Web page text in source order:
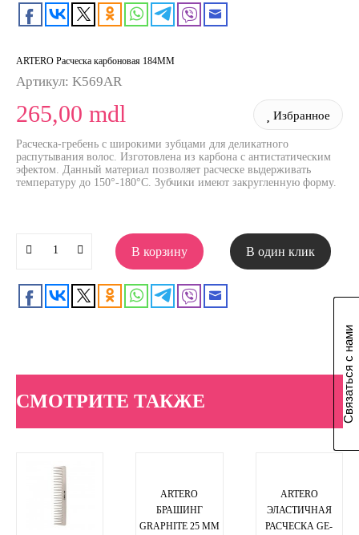
Связаться с нами
ARTERO Расческа карбоновая 184MM
Артикул: K569AR
265,00 mdl Избранное
Расческа-гребень с широкими зубцами для деликатного
распутывания волос. Изготовлена из карбона с антистатическим
эфектом. Данный материал позволяет расческе выдерживать
температуру до 150°-180°С. Зубчики имеют закругленную форму.
В корзину В один клик
СМОТРИТЕ ТАКЖЕ
ARTERO
БРАШИНГ
GRAPHITE 25 MM
ARTERO
ЭЛАСТИЧНАЯ
РАСЧЕСКА GE-